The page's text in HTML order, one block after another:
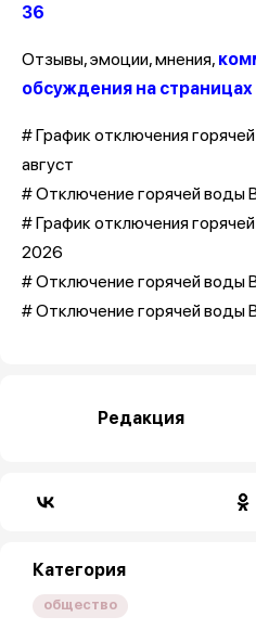
36
Отзывы, эмоции, мнения,
обсуждения на
# График отключения
август
# Отключение горячей воды
# График отключения
2026
# Отключение горячей воды
# Отключение горячей воды
Редакция
Категория
общество